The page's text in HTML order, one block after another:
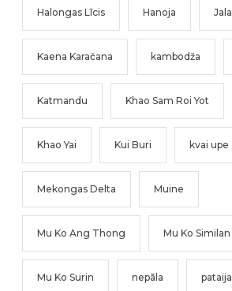
Halongas Līcis Hanoja Jala
Kaena Karačana kambodža
Katmandu Khao Sam Roi Yot
Khao Yai Kui Buri kvai upe
Mekongas Delta Muine
Mu Ko Ang Thong Mu Ko Similan
Mu Ko Surin nepāla pataija